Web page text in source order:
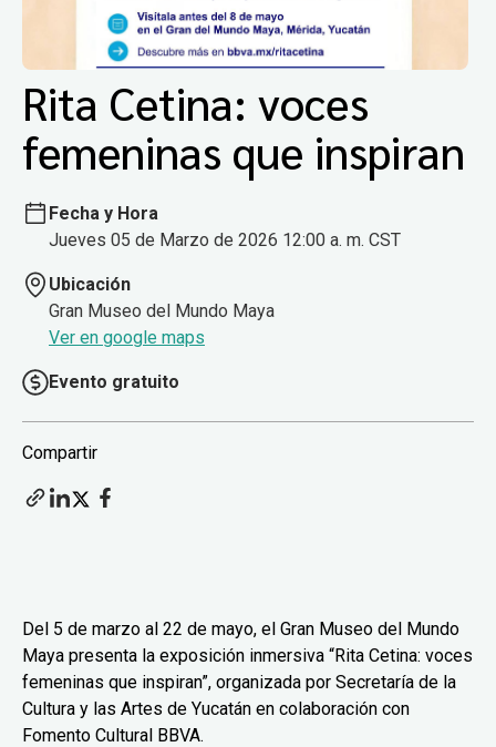
Rita Cetina: voces
femeninas que inspiran
Fecha y Hora
Jueves 05 de Marzo de 2026 12:00 a. m. CST
Ubicación
Gran Museo del Mundo Maya
Ver en google maps
Evento gratuito
Compartir
Del 5 de marzo al 22 de mayo, el Gran Museo del Mundo
Maya presenta la exposición inmersiva “Rita Cetina: voces
femeninas que inspiran”, organizada por Secretaría de la
Cultura y las Artes de Yucatán en colaboración con
Fomento Cultural BBVA.